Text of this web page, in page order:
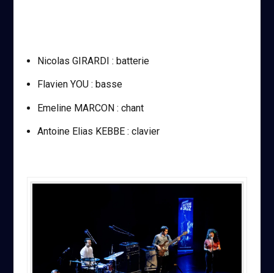
Nicolas GIRARDI : batterie
Flavien YOU : basse
Emeline MARCON : chant
Antoine Elias KEBBE : clavier